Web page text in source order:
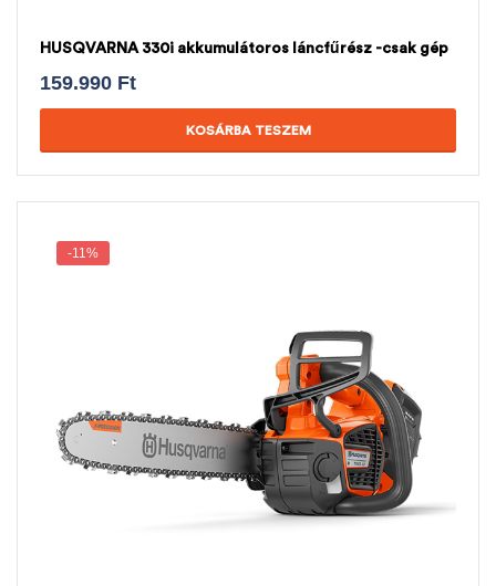
HUSQVARNA 330i akkumulátoros láncfűrész -csak gép
159.990 Ft
KOSÁRBA TESZEM
-11%